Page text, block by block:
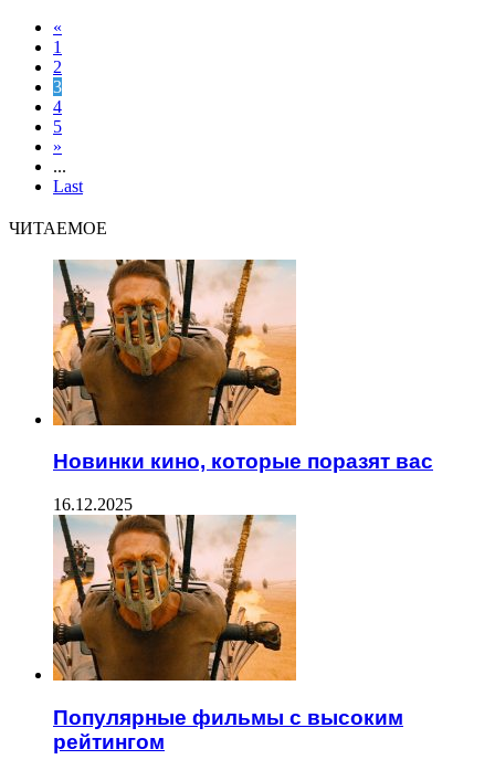
«
1
2
3
4
5
»
...
Last
ЧИТАЕМОЕ
Новинки кино, которые поразят вас
16.12.2025
Популярные фильмы с высоким
рейтингом